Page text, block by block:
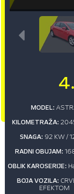
MODEL:
KILOMETRAŽA:
SNAGA: 92 KW /
RADNI OBUJAM:
OBLIK KAROSERIJE:
BOJA VOZILA:
EFEKTOM